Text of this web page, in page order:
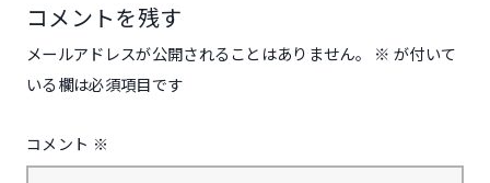
コメントを残す
メールアドレスが公開されることはありません。 ※ が付いて
いる欄は必須項目です
コメント ※